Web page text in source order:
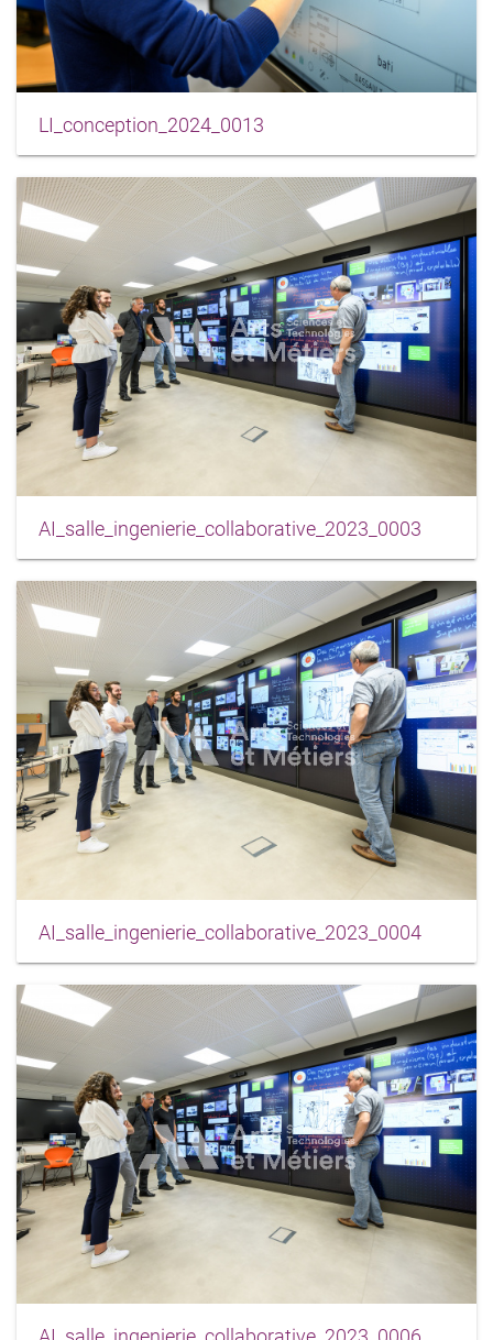
LI_conception_2024_0013
AI_salle_ingenierie_collaborative_2023_0003
AI_salle_ingenierie_collaborative_2023_0004